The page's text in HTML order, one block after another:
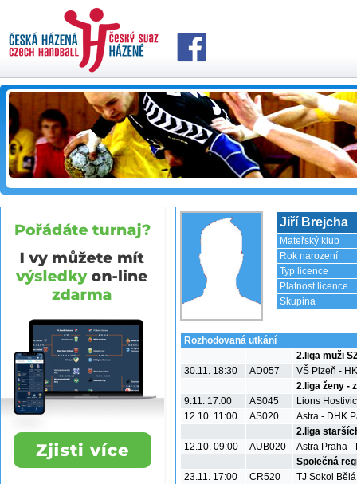
Jiří Brejcha
Mateřský klub
Rok narození
Typ licence
Platnost licence
Skupina
Rozhodovaná utkání
2.liga muži
30.11. 18:30
AD057
VŠ Plzeň -
2.liga ženy -
9.11. 17:00
AS045
Lions
12.10. 11:00
AS020
Astra - DHK
2.liga
12.10. 09:00
AUB020
Astra Praha -
Společná
23.11. 17:00
CR520
TJ Sokol